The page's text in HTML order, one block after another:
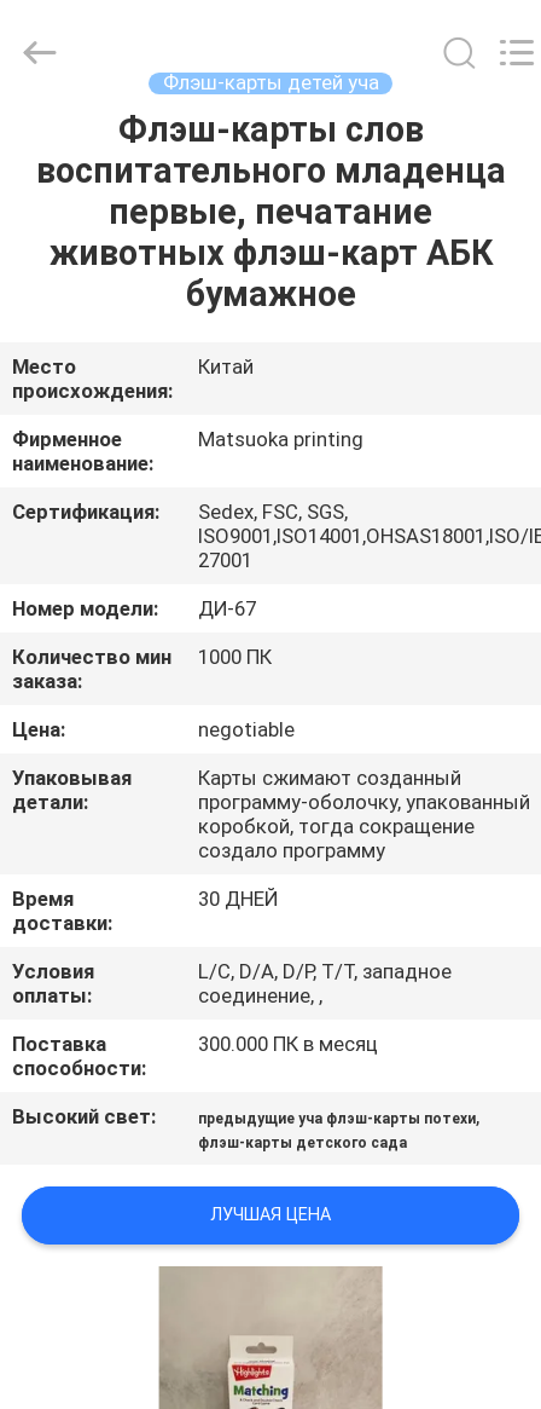
ПРОДУКТЫ
ПУТЕШЕСТВИЕ
ФАБРИКИ
ПРОВЕРКА
СВЯЖИТЕСЬ
МЫ
ЦИТАТУ
САЙТА
PRIVACY
POLICY
printing
co.,LTD.
Флэш-карты детей уча
Флэш-карты слов
воспитательного младенца
первые, печатание
животных флэш-карт АБК
бумажное
Место
происхождения:
Китай
Фирменное
наименование:
Matsuoka printing
Сертификация:
Sedex, FSC, SGS,
ISO9001,ISO14001,OHSAS18001,ISO/
27001
Номер модели:
ДИ-67
Количество мин
заказа:
1000 ПК
Цена:
negotiable
Упаковывая
детали:
Карты сжимают созданный
программу-оболочку, упакованный
коробкой, тогда сокращение
создало программу
Время
доставки:
30 ДНЕЙ
Условия
оплаты:
L/C, D/A, D/P, T/T, западное
соединение, ,
Поставка
способности:
300.000 ПК в месяц
Высокий свет: предыдущие уча флэш-карты потехи,
флэш-карты детского сада
ЛУЧШАЯ ЦЕНА